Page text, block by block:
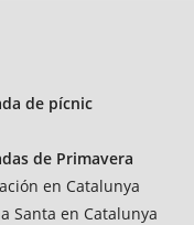
de pícnic
de Primavera
en Catalunya
Santa en Catalunya